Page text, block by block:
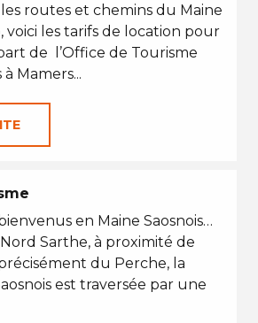
routes et chemins du Maine
voici les tarifs de location pour
de l’Office de Tourisme
Mamers...
en Maine Saosnois…
Sarthe, à proximité de
du Perche, la
est traversée par une